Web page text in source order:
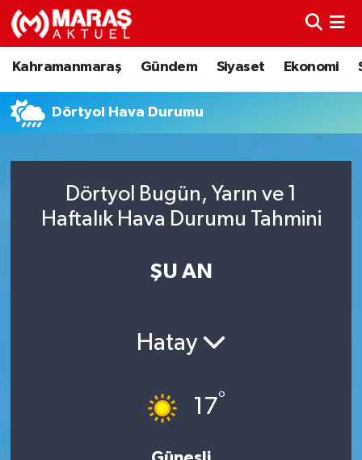
Kahramanmaraş Gündem Siyaset Ekonomi
Dörtyol Hava Durumu
Dörtyol Bugün, Yarın ve 1
Haftalık Hava Durumu Tahmini
ŞU AN
Hatay
17°
Kahramanmaraş
Ekonomi
Spor
Nöbetçi Eczaneler
Trafik Durumu
TFF 3.Lig 4.Grup Puan Durumu ve Fikstür